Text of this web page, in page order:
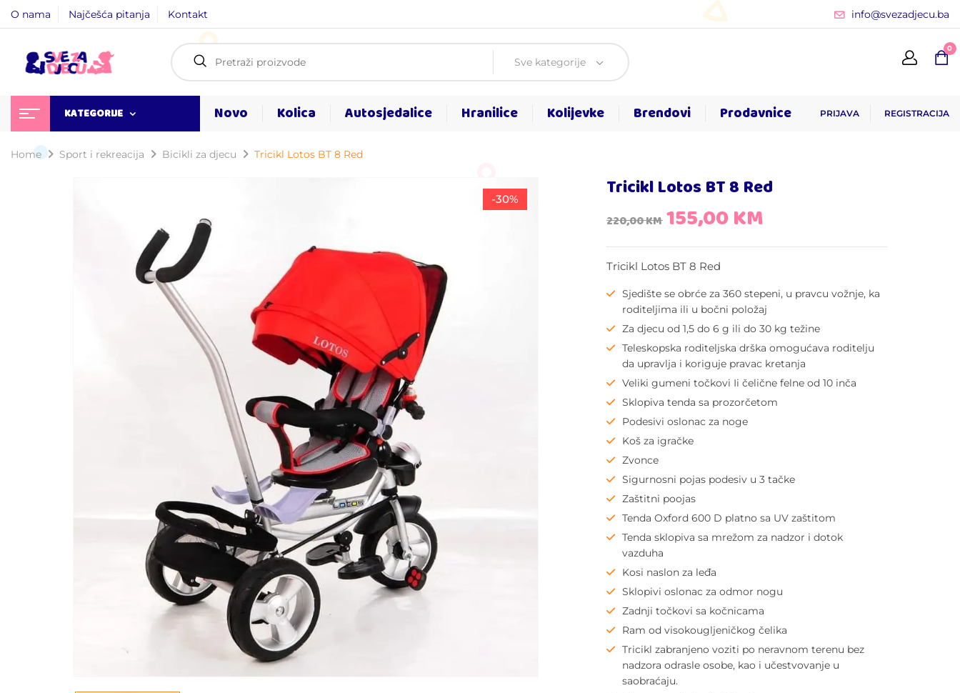
O nama Najčešća pitanja Kontakt info@svezadjecu.ba
Sve kategorije
0
KATEGORIJE Novo Kolica Autosjedalice Hranilice Kolijevke Brendovi Prodavnice PRIJAVA REGISTRACIJA
Home Sport i rekreacija Bicikli za djecu Tricikl Lotos BT 8 Red
-30% Tricikl Lotos BT 8 Red
220,00KM 155,00KM
Tricikl Lotos BT 8 Red
Sjedište se obrće za 360 stepeni, u pravcu vožnje, ka
roditeljima ili u bočni položaj
Za djecu od 1,5 do 6 g ili do 30 kg težine
Teleskopska roditeljska drška omogućava roditelju
da upravlja i koriguje pravac kretanja
Veliki gumeni točkovi Ii čelične felne od 10 inča
Sklopiva tenda sa prozorčetom
Podesivi oslonac za noge
Koš za igračke
Zvonce
Sigurnosni pojas podesiv u 3 tačke
Zaštitni poojas
Tenda Oxford 600 D platno sa UV zaštitom
Tenda sklopiva sa mrežom za nadzor i dotok
vazduha
Kosi naslon za leđa
Sklopivi oslonac za odmor nogu
Zadnji točkovi sa kočnicama
Ram od visokougljeničkog čelika
Tricikl zabranjeno voziti po neravnom terenu bez
nadzora odrasle osobe, kao i učestvovanje u
saobraćaju.